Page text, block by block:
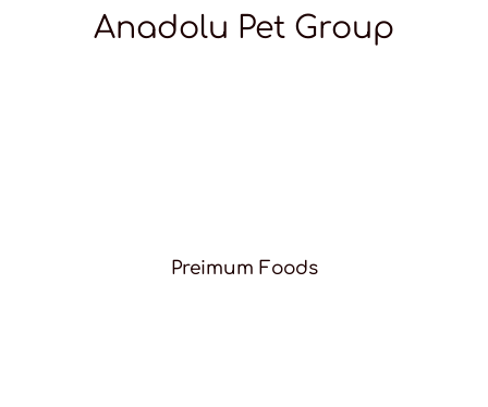
Anadolu Pet Group
Preimum Foods